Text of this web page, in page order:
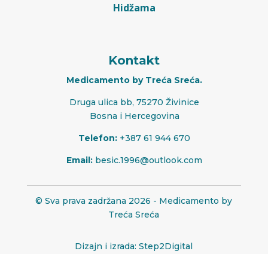
Hidžama
Kontakt
Medicamento by Treća Sreća.
Druga ulica bb, 75270 Živinice
Bosna i Hercegovina
Telefon: +387 61 944 670
Email: besic.1996@outlook.com
© Sva prava zadržana 2026 - Medicamento by
Treća Sreća
Dizajn i izrada: Step2Digital